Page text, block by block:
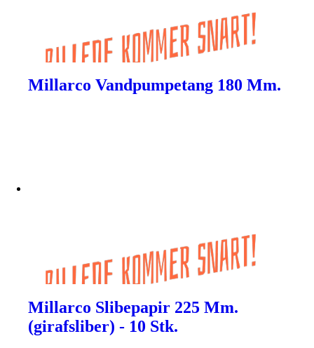
Millarco Vandpumpetang 180 Mm.
Millarco Slibepapir 225 Mm.
(girafsliber) - 10 Stk.